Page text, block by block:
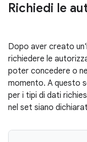
Richiedi le
Dopo aver creato
richiedere le
poter concedere o
momento. A questo
per i tipi di dati
nel set siano